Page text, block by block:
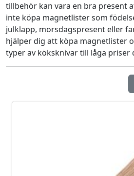
tillbehör kan vara en bra present
inte köpa magnetlister som
julklapp, morsdagspresent eller
hjälper dig att köpa magnetlister
typer av köksknivar till låga priser